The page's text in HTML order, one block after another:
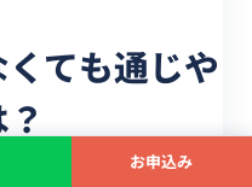
お申込み
ても通じや